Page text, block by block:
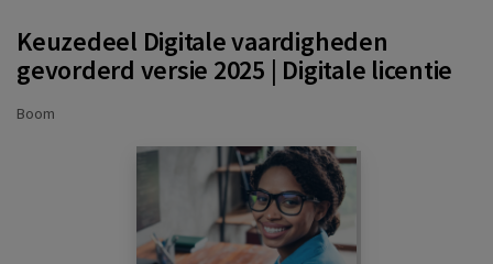
Keuzedeel Digitale vaardigheden
gevorderd versie 2025 | Digitale licentie
Boom